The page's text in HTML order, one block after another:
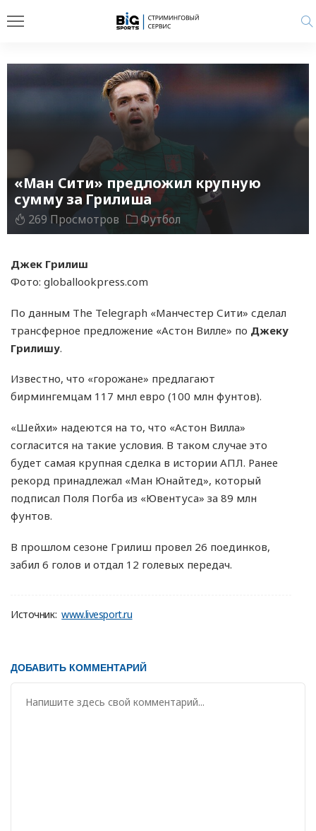
«Ман Сити» предложил крупную
сумму за Грилиша
269 Просмотров Футбол
Джек Грилиш
Фото: globallookpress.com
По данным The Telegraph «Манчестер Сити» сделал
трансферное предложение «Астон Вилле» по Джеку
Грилишу.
Известно, что «горожане» предлагают
бирмингемцам 117 мнл евро (100 млн фунтов).
«Шейхи» надеются на то, что «Астон Вилла»
согласится на такие условия. В таком случае это
будет самая крупная сделка в истории АПЛ. Ранее
рекорд принадлежал «Ман Юнайтед», который
подписал Поля Погба из «Ювентуса» за 89 млн
фунтов.
В прошлом сезоне Грилиш провел 26 поединков,
забил 6 голов и отдал 12 голевых передач.
Источник: www.livesport.ru
ДОБАВИТЬ КОММЕНТАРИЙ